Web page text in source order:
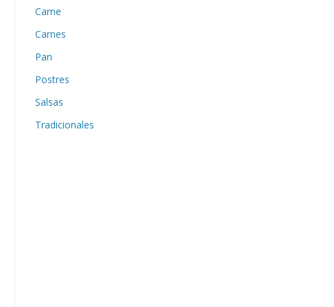
Carne
Carnes
Pan
Postres
Salsas
Tradicionales